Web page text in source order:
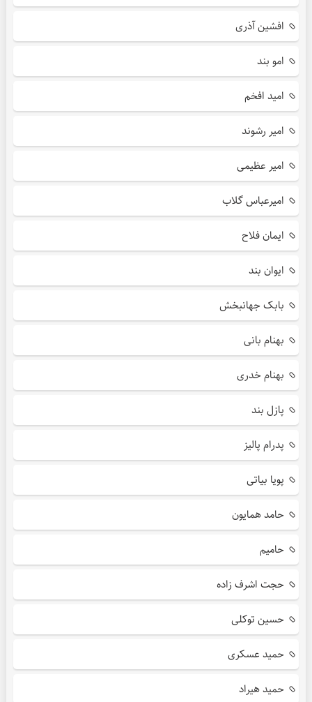
افشین آذری
امو بند
امید افخم
امیر رشوند
امیر عظیمی
امیرعباس گلاب
ایمان فلاح
ایوان بند
بابک جهانبخش
بهنام بانی
بهنام خدری
پازل بند
پدرام پالیز
پویا بیاتی
حامد همایون
حامیم
حجت اشرف زاده
حسین توکلی
حمید عسکری
حمید هیراد